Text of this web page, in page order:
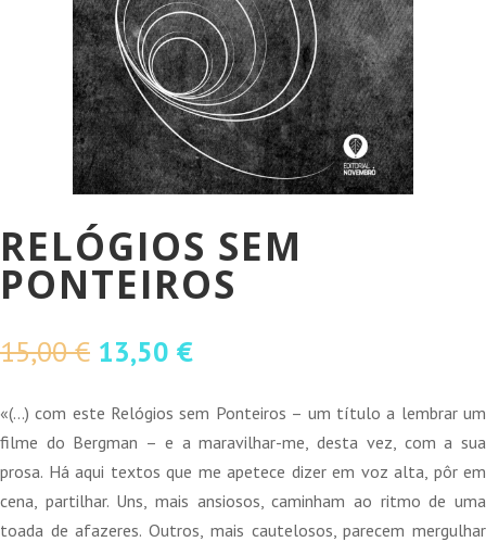
RELÓGIOS SEM
PONTEIROS
15,00€ O
original
era:
15,00 €.
13,50 €O
atual
é:
13,50 €.
«(…) com este Relógios sem Ponteiros – um título a lembrar um
filme do Bergman – e a maravilhar-me, desta vez, com a sua
prosa. Há aqui textos que me apetece dizer em voz alta, pôr em
cena, partilhar. Uns, mais ansiosos, caminham ao ritmo de uma
toada de afazeres. Outros, mais cautelosos, parecem mergulhar